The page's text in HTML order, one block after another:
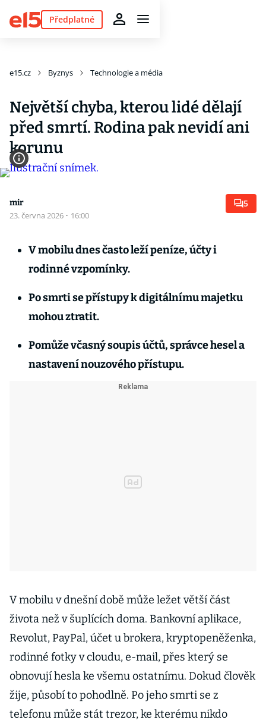
Předplatné
e15.cz Byznys Technologie a média
Největší chyba, kterou lidé dělají
před smrtí. Rodina pak nevidí ani
korunu
mir
23. června 2026 · 16:00
5
V mobilu dnes často leží peníze, účty i
rodinné vzpomínky.
Po smrti se přístupy k digitálnímu majetku
mohou ztratit.
Pomůže včasný soupis účtů, správce hesel a
nastavení nouzového přístupu.
V mobilu v dnešní době může ležet větší část
života než v šuplících doma. Bankovní aplikace,
Revolut, PayPal, účet u brokera, kryptopeněženka,
rodinné fotky v cloudu, e-mail, přes který se
obnovují hesla ke všemu ostatnímu. Dokud člověk
žije, působí to pohodlně. Po jeho smrti se z
telefonu může stát trezor, ke kterému nikdo